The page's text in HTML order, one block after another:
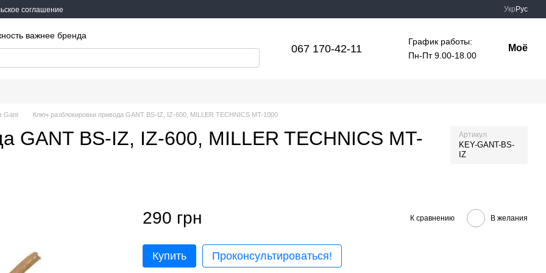
соглашение Укр Рус
важнее бренда
067 170-42-11
График работы:
Пн-Пт 9.00-18.00
Моё
Gant Ключ разблокировки привода GANT BS-IZ, IZ-600, MILLER TECHNICS MT-1000
GANT BS-IZ, IZ-600, MILLER TECHNICS MT-
Артикул
KEY-GANT-BS-
IZ
290 грн К сравнению В желания
Купить Проконсультироваться!